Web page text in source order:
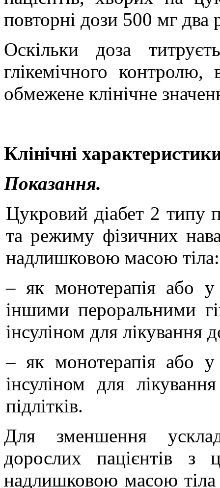
повторні дози 500 мг два
Оскільки доза
глікемічного контролю,
обмежене клінічне
Клінічні
Показання.
Цукровий діабет 2 типу
та режиму фізичних
надлишковою масою тіла:
– як монотерапія або у
іншими пероральними
інсуліном для лікування
– як монотерапія або у
інсуліном для
підлітків.
Для зменшення
дорослих пацієнтів з
надлишковою масою тіла